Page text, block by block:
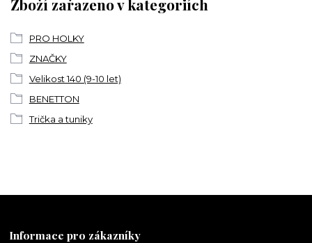
Zboží zařazeno v kategoriích
PRO HOLKY
ZNAČKY
Velikost 140 (9-10 let)
BENETTON
Trička a tuniky
Informace pro zákazníky